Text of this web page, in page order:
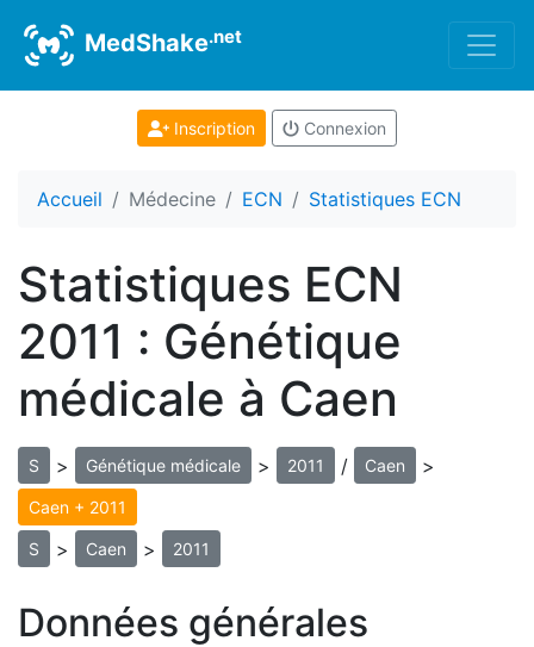
MedShake.net
Inscription Connexion
Accueil Médecine ECN Statistiques ECN
Statistiques ECN
2011 : Génétique
médicale à Caen
S > Génétique médicale > 2011 / Caen >
Caen + 2011
S > Caen > 2011
Données générales